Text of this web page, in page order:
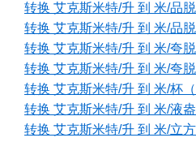
转换 艾克斯米特/升 到 米/品脱
转换 艾克斯米特/升 到 米/品脱
转换 艾克斯米特/升 到 米/夸脱
转换 艾克斯米特/升 到 米/夸脱
转换 艾克斯米特/升 到 米/杯（
转换 艾克斯米特/升 到 米/液盎
转换 艾克斯米特/升 到 米/立